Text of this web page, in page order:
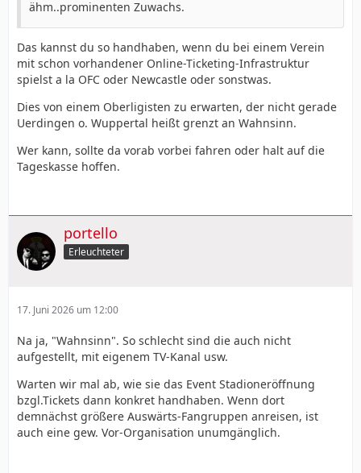
ähm..prominenten Zuwachs.
Das kannst du so handhaben, wenn du bei einem Verein
mit schon vorhandener Online-Ticketing-Infrastruktur
spielst a la OFC oder Newcastle oder sonstwas.
Dies von einem Oberligisten zu erwarten, der nicht gerade
Uerdingen o. Wuppertal heißt grenzt an Wahnsinn.
Wer kann, sollte da vorab vorbei fahren oder halt auf die
Tageskasse hoffen.
portello
Erleuchteter
17. Juni 2026 um 12:00
Na ja, "Wahnsinn". So schlecht sind die auch nicht
aufgestellt, mit eigenem TV-Kanal usw.
Warten wir mal ab, wie sie das Event Stadioneröffnung
bzgl.Tickets dann konkret handhaben. Wenn dort
demnächst größere Auswärts-Fangruppen anreisen, ist
auch eine gew. Vor-Organisation unumgänglich.